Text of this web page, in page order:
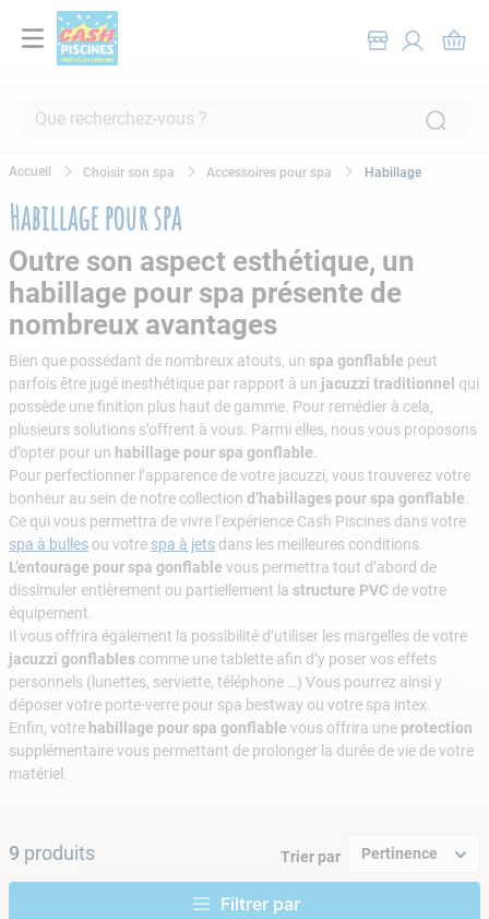
Que recherchez-vous ?
Choisir son spa Accessoires pour spa Habillage
Habillage pour spa
Outre son aspect esthétique, un
habillage pour spa présente de
nombreux avantages
Bien que possédant de nombreux atouts, un spa gonflable peut
parfois être jugé inesthétique par rapport à un jacuzzi traditionnel qui
possède une finition plus haut de gamme. Pour remédier à cela,
plusieurs solutions s’offrent à vous. Parmi elles, nous vous proposons
d’opter pour un habillage pour spa gonflable
Pour perfectionner l’apparence de votre jacuzzi, vous trouverez votre
bonheur au sein de notre collection d’habillages pour spa gonflable
Ce qui vous permettra de vivre l’expérience Cash Piscines dans votre
spa à bulles ou votre spa à jets dans les meilleures conditions.
L’entourage pour spa gonflable vous permettra tout d’abord de
dissimuler entièrement ou partiellement la structure PVC de votre
équipement.
Il vous offrira également la possibilité d’utiliser les margelles de votre
jacuzzi gonflables comme une tablette afin d’y poser vos effets
personnels (lunettes, serviette, téléphone …) Vous pourrez ainsi y
déposer votre porte-verre pour spa bestway ou votre spa intex.
Enfin, votre habillage pour spa gonflable vous offrira une protection
supplémentaire vous permettant de prolonger la durée de vie de votre
matériel.
9 produits Trier par Pertinence
2.
piscine hors sol
3 .
robot piscine
4.
aspirateur
6.
tuyau
7.
spa
8.
skimmer
9
aspirateur piscine
10. chlore choc